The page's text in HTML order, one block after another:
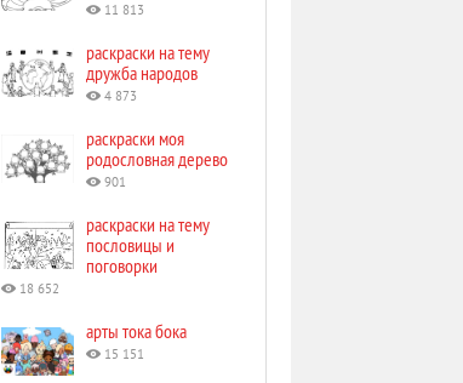
11 813
раскраски на тему
дружба народов
4 873
раскраски моя
родословная дерево
901
раскраски на тему
пословицы и
поговорки
18 652
арты тока бока
15 151